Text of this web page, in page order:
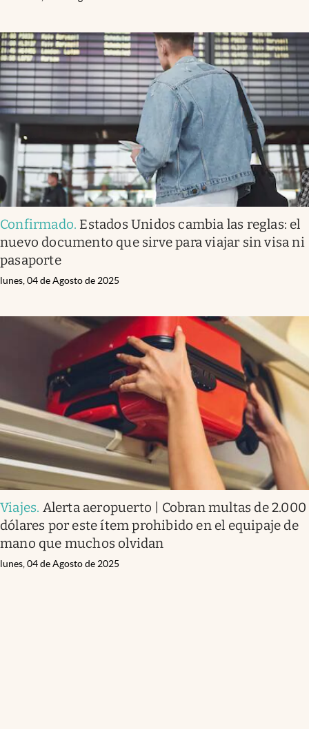
Confirmado. Estados Unidos cambia las reglas: el
nuevo documento que sirve para viajar sin visa ni
pasaporte
lunes, 04 de Agosto de 2025
Viajes. Alerta aeropuerto | Cobran multas de 2.000
dólares por este ítem prohibido en el equipaje de
mano que muchos olvidan
lunes, 04 de Agosto de 2025